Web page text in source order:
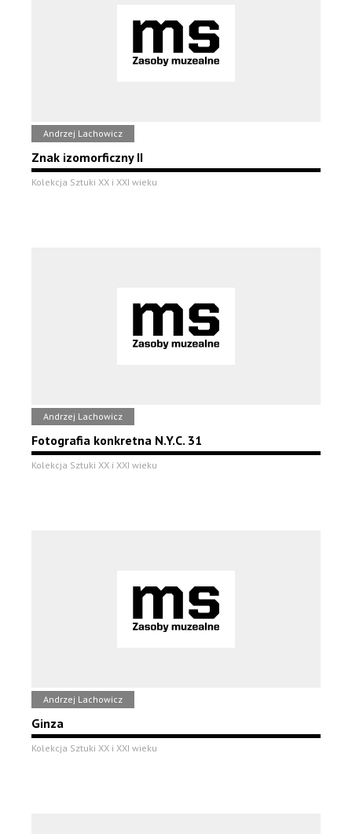
Andrzej Lachowicz
Znak izomorficzny II
Kolekcja Sztuki XX i XXI wieku
Andrzej Lachowicz
Fotografia konkretna N.Y.C. 31
Kolekcja Sztuki XX i XXI wieku
Andrzej Lachowicz
Ginza
Kolekcja Sztuki XX i XXI wieku